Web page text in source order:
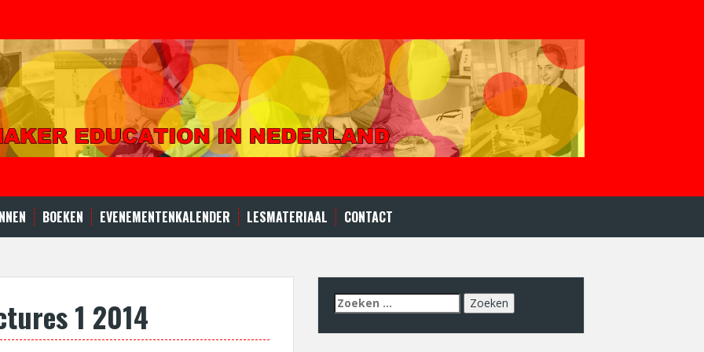
BOEKEN EVENEMENTENKALENDER LESMATERIAAL CONTACT
1 2014
Zoeken
naar: